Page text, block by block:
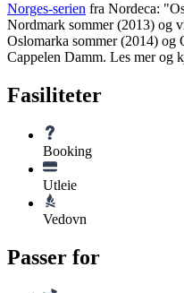
Norges-serien fra Nordeca:
Nordmark sommer (2013) og
Oslomarka sommer (2014) og
Cappelen Damm. Les mer og
Fasiliteter
Booking
Utleie
Vedovn
Passer for